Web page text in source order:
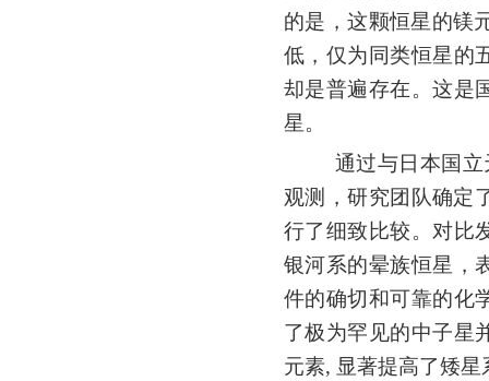
的是，这颗恒星的镁
低，仅为同类恒星的
却是普遍存在。这是
星。
通过与日本国
观测，研究团队确定
行了细致比较。对比
银河系的晕族恒星，
件的确切和可靠的化
了极为罕见的中子星
元素, 显著提高了矮